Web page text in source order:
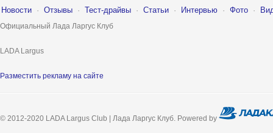
Новости · Отзывы · Тест-драйвы · Статьи · Интервью · Фото ·
Официальный Лада Ларгус Клуб
LADA Largus
Разместить рекламу на сайте
© 2012-2020 LADA Largus Club | Лада Ларгус Клуб. Powered by